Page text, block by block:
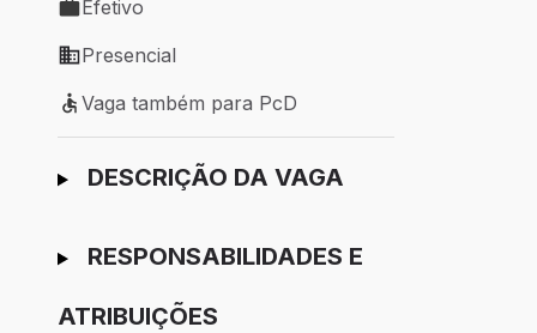
Tipo de vaga: Efetivo
Efetivo
Modelo de trabalho: Presencial
Presencial
Vaga também para PcD
Vaga também para PcD
Ir para candidatura
DESCRIÇÃO DA VAGA
RESPONSABILIDADES E
ATRIBUIÇÕES